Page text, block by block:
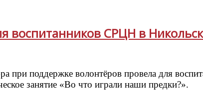
воспитанников СРЦН в
при поддержке волонтёров провела для
занятие «Во что играли наши предки?».